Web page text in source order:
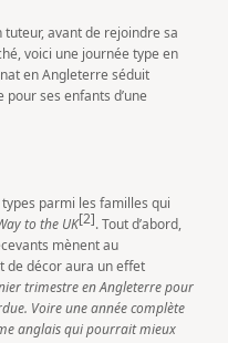
avant de rejoindre sa
voici une journée type en
en Angleterre séduit
pour ses enfants d’une
parmi les familles qui
to the UK[2]. Tout d’abord,
mènent au
de décor aura un effet
trimestre en Angleterre pour
Voire une année complète
anglais qui pourrait mieux